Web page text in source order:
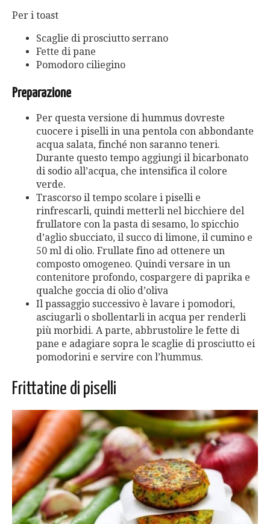
Per i toast
Scaglie di prosciutto serrano
Fette di pane
Pomodoro ciliegino
Preparazione
Per questa versione di hummus dovreste
cuocere i piselli in una pentola con abbondante
acqua salata, finché non saranno teneri.
Durante questo tempo aggiungi il bicarbonato
di sodio all’acqua, che intensifica il colore
verde.
Trascorso il tempo scolare i piselli e
rinfrescarli, quindi metterli nel bicchiere del
frullatore con la pasta di sesamo, lo spicchio
d’aglio sbucciato, il succo di limone, il cumino e
50 ml di olio. Frullate fino ad ottenere un
composto omogeneo. Quindi versare in un
contenitore profondo, cospargere di paprika e
qualche goccia di olio d’oliva
Il passaggio successivo è lavare i pomodori,
asciugarli o sbollentarli in acqua per renderli
più morbidi. A parte, abbrustolire le fette di
pane e adagiare sopra le scaglie di prosciutto ei
pomodorini e servire con l’hummus.
Frittatine di piselli